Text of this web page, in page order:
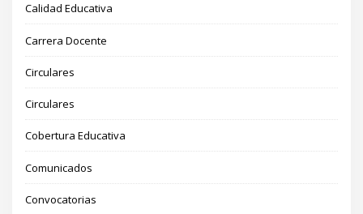
Calidad Educativa
Carrera Docente
Circulares
Circulares
Cobertura Educativa
Comunicados
Convocatorias